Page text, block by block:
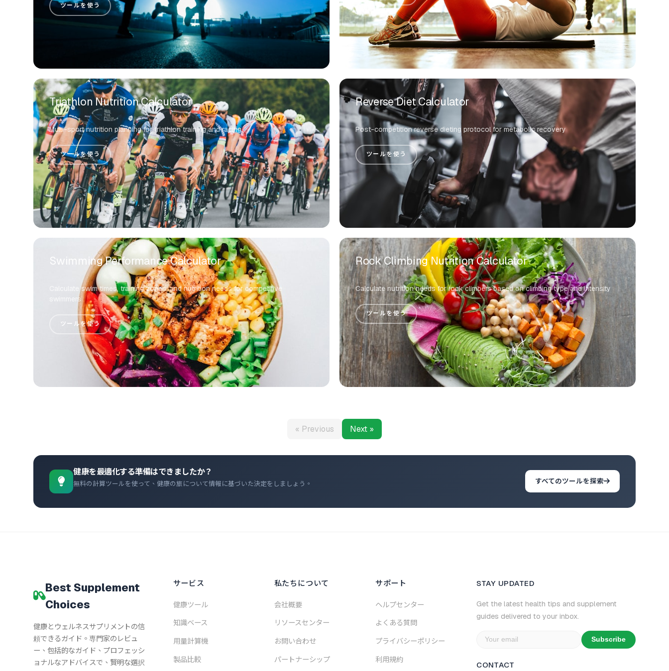
ツールを使う
Triathlon Nutrition Calculator
Multi-sport nutrition planning for triathlon training and racing
ツールを使う
Reverse Diet Calculator
Post-competition reverse dieting protocol for metabolic recovery
ツールを使う
Swimming Performance Calculator
Calculate swim times, training zones, and nutrition needs for competitive
swimmers
ツールを使う
Rock Climbing Nutrition Calculator
Calculate nutrition needs for rock climbers based on climbing type and intensity
ツールを使う
« Previous Next »
健康を最適化する準備はできましたか？
無料の計算ツールを使って、健康の旅について情報に基づいた決定をしましょう。 すべてのツールを探索
Best Supplement
Choices
健康とウェルネスサプリメントの信
頼できるガイド。専門家のレビュ
ー、包括的なガイド、プロフェッシ
ョナルなアドバイスで、賢明な選択
サービス
健康ツール
知識ベース
用量計算機
製品比較
私たちについて
会社概要
リソースセンター
お問い合わせ
パートナーシップ
サポート
ヘルプセンター
よくある質問
プライバシーポリシー
利用規約
STAY UPDATED
Get the latest health tips and supplement
guides delivered to your inbox.
Subscribe
CONTACT